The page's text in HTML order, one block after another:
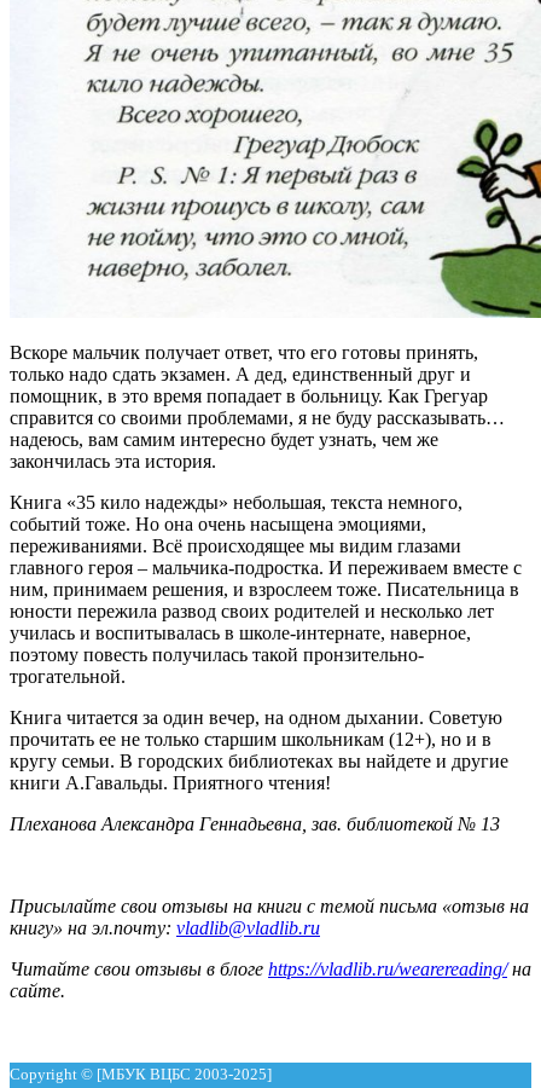
Вскоре мальчик получает ответ, что его готовы принять,
только надо сдать экзамен. А дед, единственный друг и
помощник, в это время попадает в больницу. Как Грегуар
справится со своими проблемами, я не буду рассказывать…
надеюсь, вам самим интересно будет узнать, чем же
закончилась эта история.
Книга «35 кило надежды» небольшая, текста немного,
событий тоже. Но она очень насыщена эмоциями,
переживаниями. Всё происходящее мы видим глазами
главного героя – мальчика-подростка. И переживаем вместе с
ним, принимаем решения, и взрослеем тоже. Писательница в
юности пережила развод своих родителей и несколько лет
училась и воспитывалась в школе-интернате, наверное,
поэтому повесть получилась такой пронзительно-
трогательной.
Книга читается за один вечер, на одном дыхании. Советую
прочитать ее не только старшим школьникам (12+), но и в
кругу семьи. В городских библиотеках вы найдете и другие
книги А.Гавальды. Приятного чтения!
Плеханова Александра Геннадьевна, зав. библиотекой № 13
Присылайте свои отзывы на книги с темой письма «отзыв на
книгу» на эл.почту: vladlib@vladlib.ru
Читайте свои отзывы в блоге https://vladlib.ru/wearereading/на
сайте.
Copyright © [МБУК ВЦБС 2003-2025]